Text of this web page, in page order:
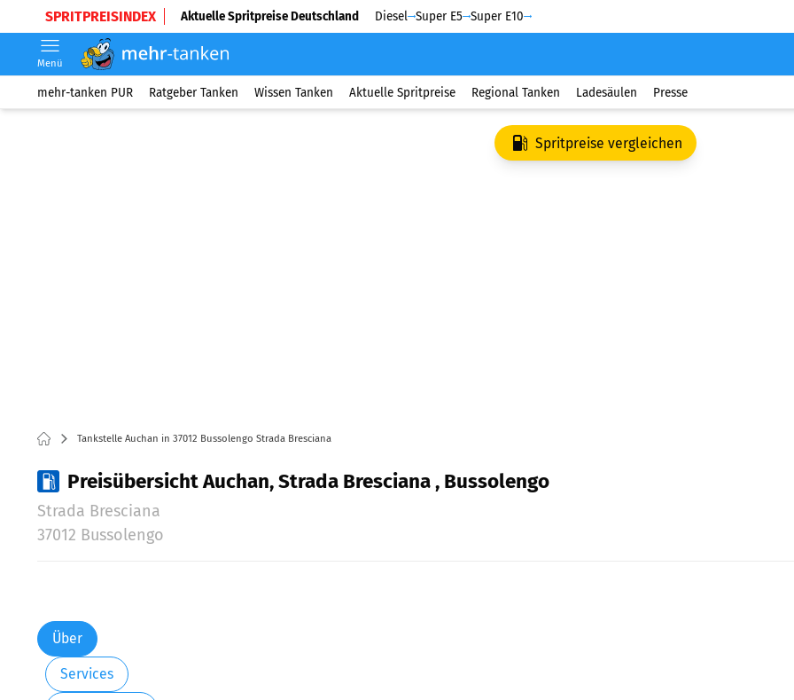
SPRITPREISINDEX Aktuelle Spritpreise Deutschland Diesel Super E5 Super E10
Menü
mehr-tanken PUR Ratgeber Tanken Wissen Tanken Aktuelle Spritpreise Regional Tanken Ladesäulen Presse
Spritpreise vergleichen
Tankstelle Auchan in 37012 Bussolengo Strada Bresciana
Preisübersicht Auchan, Strada Bresciana , Bussolengo
Strada Bresciana
37012 Bussolengo
Über
Services